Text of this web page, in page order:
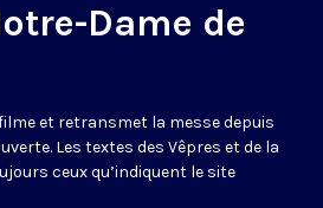
Dame de
filme et retransmet la messe depuis
Les textes des Vêpres et de la
ceux qu’indiquent le site